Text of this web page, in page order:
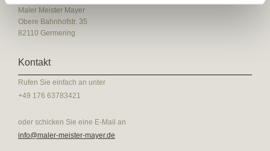
Maler Meister Mayer
Obere Bahnhofstr. 35
82110 Germering
Kontakt
Rufen Sie einfach an unter
+49 176 63783421
oder schicken Sie eine E-Mail an
info@maler-meister-mayer.de